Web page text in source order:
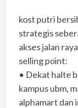
kost putri
strategis
akses jalan
selling point:
• Dekat halte
kampus ubm,
alphamart dan